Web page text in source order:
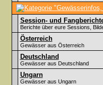
Session- und
Berichte über eure Sessions,
Österreich
Gewässer aus Österreich
Deutschland
Gewässer aus Deutschland
Ungarn
Gewässer aus Ungarn